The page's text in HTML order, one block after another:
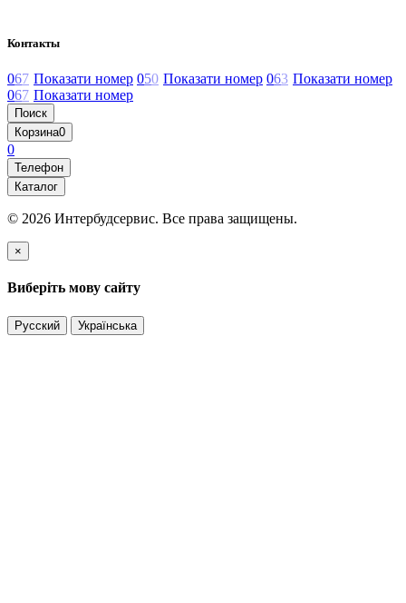
Контакты
067 Показати номер 050 Показати номер 063 Показати номер
067 Показати номер
Поиск
Корзина0
0
Телефон
Каталог
© 2026 Интербудсервис. Все права защищены.
×
Виберіть мову сайту
Русский Українська